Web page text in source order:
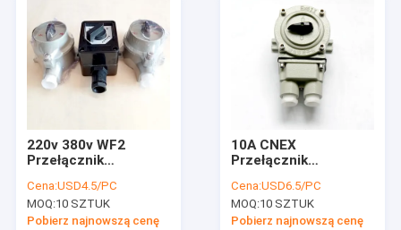
220v 380v WF2
Przełącznik
Szara strefa 22
Selektor elektryczny
Cena:USD4.5/PC
MOQ:10 SZTUK
Pobierz najnowszą cenę
10A CNEX
Przełącznik
przeciwwybuchowej
Przełącznik wyboru
transferu
Cena:USD6.5/PC
MOQ:10 SZTUK
Pobierz najnowszą cenę